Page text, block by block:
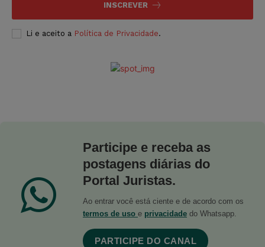
INSCREVER
Li e aceito a Política de Privacidade.
Participe e receba as
postagens diárias do
Portal Juristas.
Ao entrar você está ciente e de acordo com os
termos de uso e privacidade do Whatsapp.
PARTICIPE DO CANAL